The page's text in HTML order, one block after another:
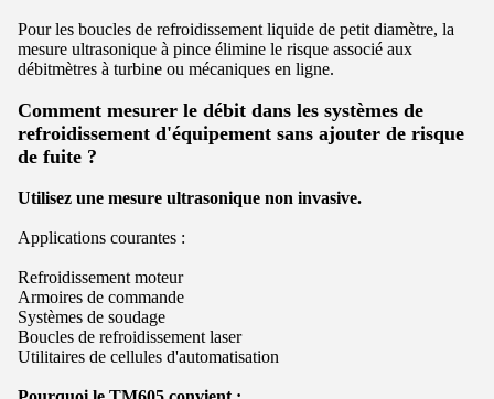
Pour les boucles de refroidissement liquide de petit diamètre, la
mesure ultrasonique à pince élimine le risque associé aux
débitmètres à turbine ou mécaniques en ligne.
Comment mesurer le débit dans les systèmes de
refroidissement d'équipement sans ajouter de risque
de fuite ?
Utilisez une mesure ultrasonique non invasive.
Applications courantes :
Refroidissement moteur
Armoires de commande
Systèmes de soudage
Boucles de refroidissement laser
Utilitaires de cellules d'automatisation